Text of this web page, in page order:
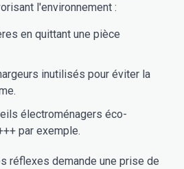
l'environnement :
en quittant une pièce
inutilisés pour éviter la
électroménagers éco-
par exemple.
réflexes demande une prise de